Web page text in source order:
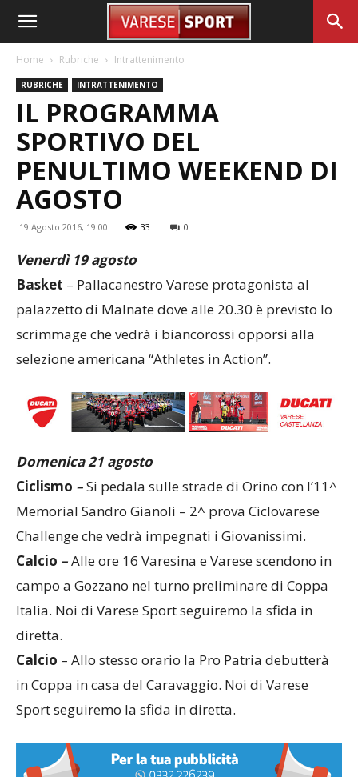
Home Rubriche Intrattenimento
RUBRICHE INTRATTENIMENTO
IL PROGRAMMA
SPORTIVO DEL
PENULTIMO WEEKEND DI
AGOSTO
19 Agosto 2016, 19:00 33 0
Venerdì 19 agosto
Basket – Pallacanestro Varese protagonista al
palazzetto di Malnate dove alle 20.30 è previsto lo
scrimmage che vedrà i biancorossi opporsi alla
selezione americana “Athletes in Action”.
Domenica 21 agosto
Ciclismo –Si pedala sulle strade di Orino con l’11^
Memorial Sandro Gianoli – 2^ prova Ciclovarese
Challenge che vedrà impegnati i Giovanissimi.
Calcio –Alle ore 16 Varesina e Varese scendono in
campo a Gozzano nel turno preliminare di Coppa
Italia. Noi di Varese Sport seguiremo la sfida in
diretta.
Calcio – Allo stesso orario la Pro Patria debutterà
in Coppa in casa del Caravaggio. Noi di Varese
Sport seguiremo la sfida in diretta.